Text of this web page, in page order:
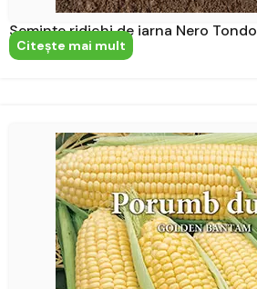
Semințe ridichi de iarna Nero
Citeşte mai mult